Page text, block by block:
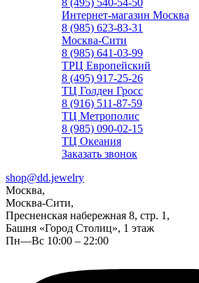
8 (495) 540-54-50
Интернет-магазин Москва
8 (985) 623-83-31
Москва-Сити
8 (985) 641-03-99
ТРЦ Европейский
8 (495) 917-25-26
ТЦ Голден Гросс
8 (916) 511-87-59
ТЦ Метрополис
8 (985) 090-02-15
ТЦ Океания
Заказать звонок
shop@dd.jewelry
Москва,
Москва-Сити,
Пресненская набережная 8, стр. 1,
Башня «Город Столиц», 1 этаж
Пн—Вс 10:00 – 22:00